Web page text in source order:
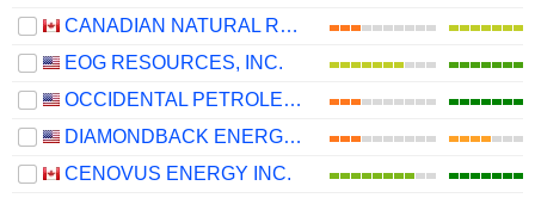
CANADIAN NATURAL RESOURCES LIMITED
EOG RESOURCES, INC.
OCCIDENTAL PETROLEUM CORPORATION
DIAMONDBACK ENERGY, INC.
CENOVUS ENERGY INC.